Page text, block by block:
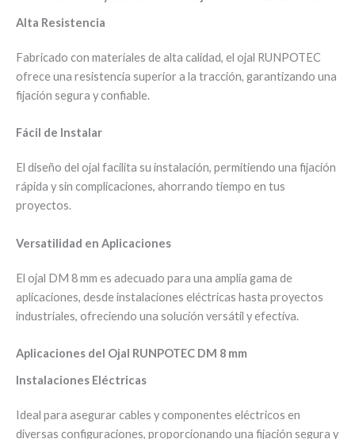
Alta Resistencia
Fabricado con materiales de alta calidad, el ojal RUNPOTEC
ofrece una resistencia superior a la tracción, garantizando una
fijación segura y confiable.
Fácil de Instalar
El diseño del ojal facilita su instalación, permitiendo una fijación
rápida y sin complicaciones, ahorrando tiempo en tus
proyectos.
Versatilidad en Aplicaciones
El ojal DM 8 mm es adecuado para una amplia gama de
aplicaciones, desde instalaciones eléctricas hasta proyectos
industriales, ofreciendo una solución versátil y efectiva.
Aplicaciones del Ojal RUNPOTEC DM 8 mm
Instalaciones Eléctricas
Ideal para asegurar cables y componentes eléctricos en
diversas configuraciones, proporcionando una fijación segura y